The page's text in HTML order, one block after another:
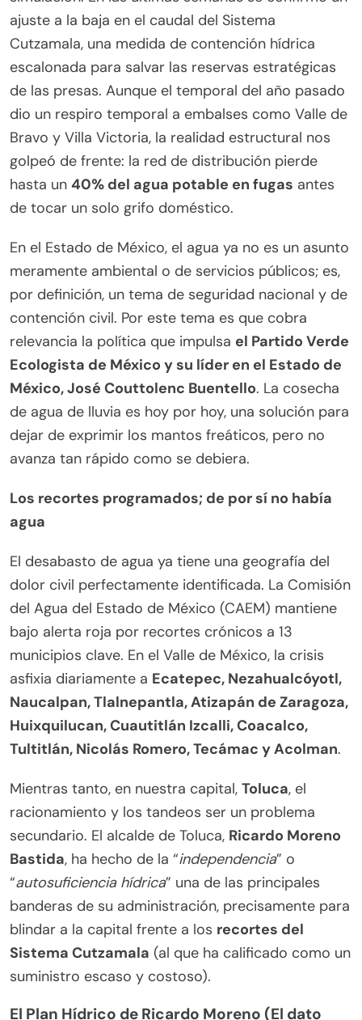
ajuste a la baja en el caudal del Sistema
Cutzamala, una medida de contención hídrica
escalonada para salvar las reservas estratégicas
de las presas. Aunque el temporal del año pasado
dio un respiro temporal a embalses como Valle de
Bravo y Villa Victoria, la realidad estructural nos
golpeó de frente: la red de distribución pierde
hasta un 40% del agua potable en fugas antes
de tocar un solo grifo doméstico.
En el Estado de México, el agua ya no es un asunto
meramente ambiental o de servicios públicos; es,
por definición, un tema de seguridad nacional y de
contención civil. Por este tema es que cobra
relevancia la política que impulsa el Partido Verde
Ecologista de México y su líder en el Estado de
México, José Couttolenc Buentello. La cosecha
de agua de lluvia es hoy por hoy, una solución para
dejar de exprimir los mantos freáticos, pero no
avanza tan rápido como se debiera.
Los recortes programados; de por sí no había
agua
El desabasto de agua ya tiene una geografía del
dolor civil perfectamente identificada. La Comisión
del Agua del Estado de México (CAEM) mantiene
bajo alerta roja por recortes crónicos a 13
municipios clave. En el Valle de México, la crisis
asfixia diariamente a Ecatepec, Nezahualcóyotl,
Naucalpan, Tlalnepantla, Atizapán de Zaragoza,
Huixquilucan, Cuautitlán Izcalli, Coacalco,
Tultitlán, Nicolás Romero, Tecámac y Acolman.
Mientras tanto, en nuestra capital, Toluca, el
racionamiento y los tandeos ser un problema
secundario. El alcalde de Toluca, Ricardo Moreno
Bastida, ha hecho de la “independencia” o
“autosuficiencia hídrica” una de las principales
banderas de su administración, precisamente para
blindar a la capital frente a los recortes del
Sistema Cutzamala (al que ha calificado como un
suministro escaso y costoso).
El Plan Hídrico de Ricardo Moreno (El dato